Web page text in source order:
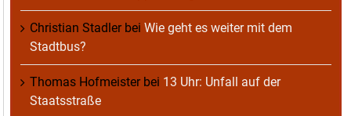
Christian Stadlerbei Wie geht es weiter mit dem
Stadtbus?
Thomas Hofmeisterbei 13 Uhr: Unfall auf der
Staatsstraße